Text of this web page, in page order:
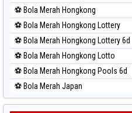
⚽ Bola Merah Hongkong
⚽ Bola Merah Hongkong Lottery
⚽ Bola Merah Hongkong Lottery 6d
⚽ Bola Merah Hongkong Lotto
⚽ Bola Merah Hongkong Pools 6d
⚽ Bola Merah Japan
⚽ Bola Merah Japan 6d